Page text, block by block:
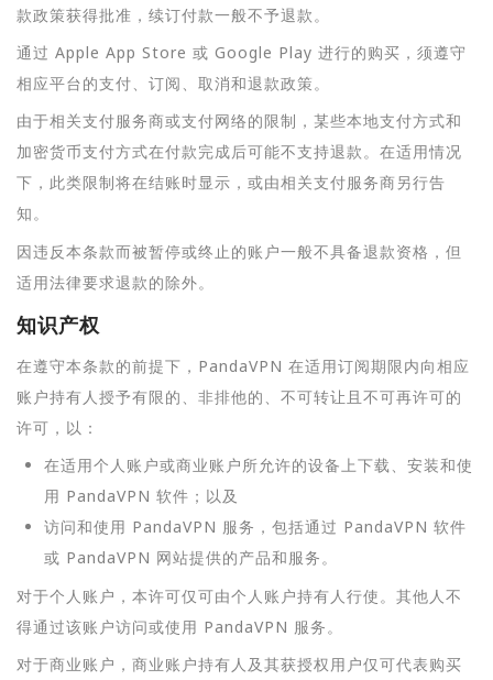
款政策获得批准，续订付款一般不予退款。
通过 Apple App Store 或 Google Play 进行的购买，须遵守
相应平台的支付、订阅、取消和退款政策。
由于相关支付服务商或支付网络的限制，某些本地支付方式和
加密货币支付方式在付款完成后可能不支持退款。在适用情况
下，此类限制将在结账时显示，或由相关支付服务商另行告
知。
因违反本条款而被暂停或终止的账户一般不具备退款资格，但
适用法律要求退款的除外。
知识产权
在遵守本条款的前提下，PandaVPN 在适用订阅期限内向相应
账户持有人授予有限的、非排他的、不可转让且不可再许可的
许可，以：
在适用个人账户或商业账户所允许的设备上下载、安装和使
用 PandaVPN 软件；以及
访问和使用 PandaVPN 服务，包括通过 PandaVPN 软件
或 PandaVPN 网站提供的产品和服务。
对于个人账户，本许可仅可由个人账户持有人行使。其他人不
得通过该账户访问或使用 PandaVPN 服务。
对于商业账户，商业账户持有人及其获授权用户仅可代表购买